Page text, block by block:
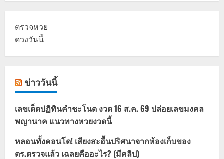
ตรวจหวย
ดวงวันนี้
ข่าววันนี้
เลขเด็ดปฏิทินคำชะโนด งวด 16 ส.ค. 69 ปล่อยเลขมงคล
พญานาค แนวทางหวยงวดนี้
หลอนทั้งคอนโด! เสียงสะอื้นปริศนาจากห้องเก็บของ
ตร.ตรวจแล้ว เฉลยคืออะไร? (มีคลิป)